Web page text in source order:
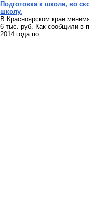
Подготовка к школе, во
школу.
В Красноярском крае
6 тыс. руб. Как сообщили в
2014 года по ...